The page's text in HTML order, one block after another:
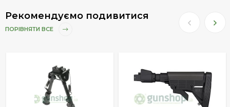
Рекомендуємо подивитися
ПОРІВНЯТИ ВСЕ